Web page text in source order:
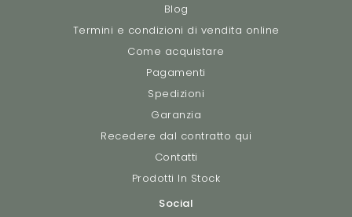
Blog
Termini e condizioni di vendita online
Come acquistare
Pagamenti
Spedizioni
Garanzia
Recedere dal contratto qui
Contatti
Prodotti In Stock
Social